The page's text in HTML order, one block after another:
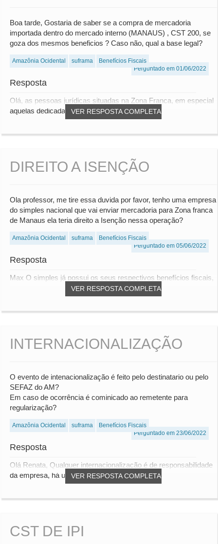
Boa tarde, Gostaria de saber se a compra de mercadoria
importada dentro do mercado interno (MANAUS) , CST 200, se
goza dos mesmos beneficios ? Caso não, qual a base legal?
Amazônia Ocidental suframa
Benefícios Fiscais
Perguntado em 01/06/2022
Resposta
VER RESPOSTA COMPLETA
Olá, as pessoas jurídicas situadas na Zona Franca, em especial
aquelas dedicadas ao comércio, pagava...
DIREITO A ISENÇÃO
Ola professor, me tire essa duvida por favor, tenho uma empresa
do simples nacional que vai enviar mercadoria para Zona franca
de Manaus ela teria direito a Isenção nessa operação?
Amazônia Ocidental suframa
Benefícios Fiscais
Perguntado em 05/06/2022
Resposta
VER RESPOSTA COMPLETA
Max O simples já possui os seus respectivos benefícios fiscais,
INTERNACIONALIZAÇÃO
O evento de intenacionalização é feito pelo destinatario ou pelo
SEFAZ do AM?
Em caso de ocorrência é cominicado ao remetente para
regularização?
Amazônia Ocidental suframa
Benefícios Fiscais
Perguntado em 23/06/2022
Resposta
VER RESPOSTA COMPLETA
Olá Renata, Qualquer internacionalização é de responsabilidade
da empresa, há uma serie de obrigaçõ...
CST DE IPI